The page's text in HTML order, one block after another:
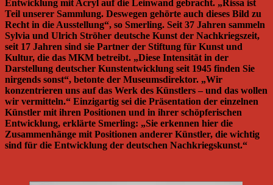
Entwicklung mit Acryl auf die Leinwand gebracht. „Rissa ist
Teil unserer Sammlung. Deswegen gehörte auch dieses Bild zu
Recht in die Ausstellung“, so Smerling. Seit 37 Jahren sammeln
Sylvia und Ulrich Ströher deutsche Kunst der Nachkriegszeit,
seit 17 Jahren sind sie Partner der Stiftung für Kunst und
Kultur, die das MKM betreibt. „Diese Intensität in der
Darstellung deutscher Kunstentwicklung seit 1945 finden Sie
nirgends sonst“, betonte der Museumsdirektor. „Wir
konzentrieren uns auf das Werk des Künstlers – und das wollen
wir vermitteln.“ Einzigartig sei die Präsentation der einzelnen
Künstler mit ihren Positionen und in ihrer schöpferischen
Entwicklung, erklärte Smerling: „Sie erkennen hier die
Zusammenhänge mit Positionen anderer Künstler, die wichtig
sind für die Entwicklung der deutschen Nachkriegskunst.“